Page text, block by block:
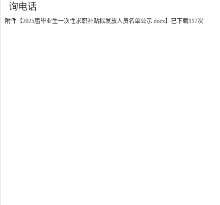
询电话
附件【2025届毕业生一次性求职补贴拟发放人员名单公示.docx】 已下载117次